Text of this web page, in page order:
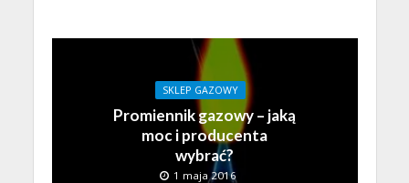
SKLEP GAZOWY
Promiennik gazowy – jaką
moc i producenta
wybrać?
1 maja 2016